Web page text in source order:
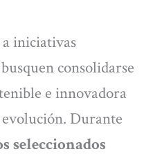
iniciativas
consolidarse
e innovadora
Durante
seleccionados